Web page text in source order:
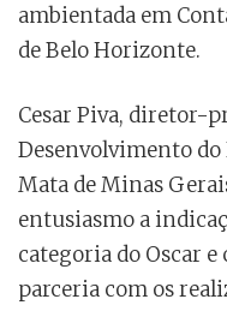
ambientada em
de Belo Horizonte.
Cesar Piva, diretor-
Desenvolvimento do
Mata de Minas
entusiasmo a
categoria do Oscar
parceria com os